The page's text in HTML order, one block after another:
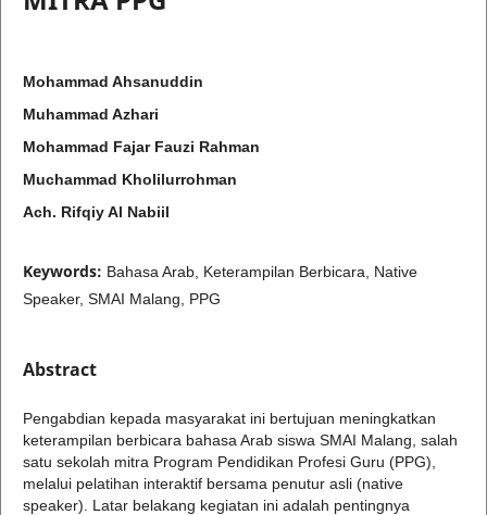
Mohammad Ahsanuddin
Muhammad Azhari
Mohammad Fajar Fauzi Rahman
Muchammad Kholilurrohman
Ach. Rifqiy Al Nabiil
Keywords: Bahasa Arab, Keterampilan Berbicara, Native
Speaker, SMAI Malang, PPG
Abstract
Pengabdian kepada masyarakat ini bertujuan meningkatkan
keterampilan berbicara bahasa Arab siswa SMAI Malang, salah
satu sekolah mitra Program Pendidikan Profesi Guru (PPG),
melalui pelatihan interaktif bersama penutur asli (native
speaker). Latar belakang kegiatan ini adalah pentingnya